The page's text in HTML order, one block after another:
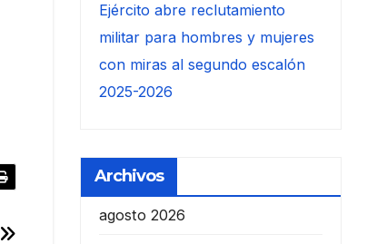
Ejército abre reclutamiento
militar para hombres y mujeres
con miras al segundo escalón
2025-2026
Archivos
agosto 2026